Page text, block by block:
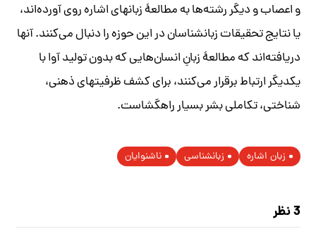
و اعصاب و دیگر رشته‌‏ها به مطالعۀ زبان
‎های اشاره روی آورده‌اند
،
یا نتایج تحقیقات زبان‎شناسان در این حوزه را دنبال می‌‏کنند. آنها
دریافته‌‏اند که مطالعۀ زبانِ انسان‌‏هایی که بدون تولید آوا با
یکدیگر ارتباط برقرار می‌‏کنند، برای کشف ظرفیت‏های ذهنی،
شناختی، تکاملی بشر بسیار راه‏گشاست.
زبان اشاره زبانشناسی ناشنوایان
3 نظر